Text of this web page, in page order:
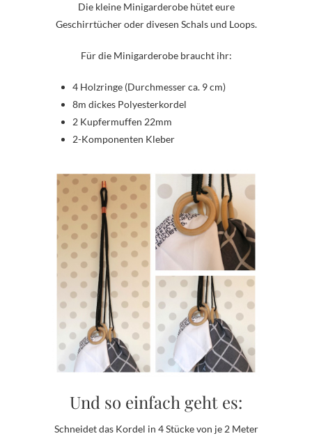
Die kleine Minigarderobe hütet eure
Geschirrtücher oder divesen Schals und Loops.
Für die Minigarderobe braucht ihr:
4 Holzringe (Durchmesser ca. 9 cm)
8m dickes Polyesterkordel
2 Kupfermuffen 22mm
2-Komponenten Kleber
Und so einfach geht es:
Schneidet das Kordel in 4 Stücke von je 2 Meter